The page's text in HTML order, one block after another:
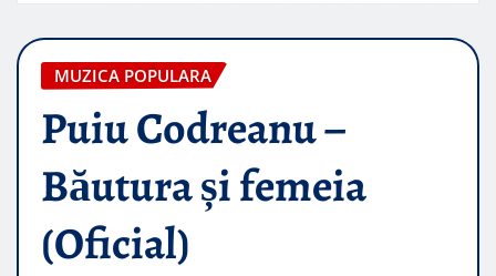
MUZICA POPULARA
Puiu Codreanu –
Băutura și femeia
(Oficial)